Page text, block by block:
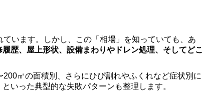
います。しかし、この「相場」を知っていても、あ
歴、屋上形状、設備まわりやドレン処理、そしてどこ
㎡の面積別、さらにひび割れやふくれなど症状別に
いった典型的な失敗パターンも整理します。